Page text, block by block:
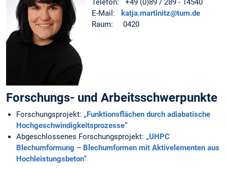
Telefon: +49 (0)89 / 289 - 14540
E-Mail:
katja.martinitz@tum.de
Raum: 0420
Forschungs- und Arbeitsschwerpunkte
Forschungsprojekt: „Funktionsflächen durch adiabatische
Hochgeschwindigkeitsprozesse“
Abgeschlossenes Forschungsprojekt: „UHPC
Blechumformung – Blechumformen mit Aktivelementen aus
Hochleistungsbeton“